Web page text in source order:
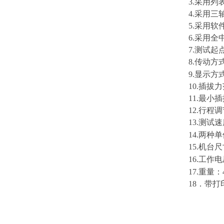
3.采用列
4.采用三
5.采用软
6.采用全
7.测试起
8.传动方
9.显示方
10.插拔
11.最小
12.行程
13.测试
14.两种
15.机台
16.工作
17.重量：
18．带打